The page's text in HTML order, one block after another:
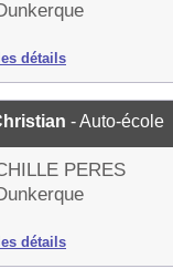
détails
- Auto-école
PERES
détails